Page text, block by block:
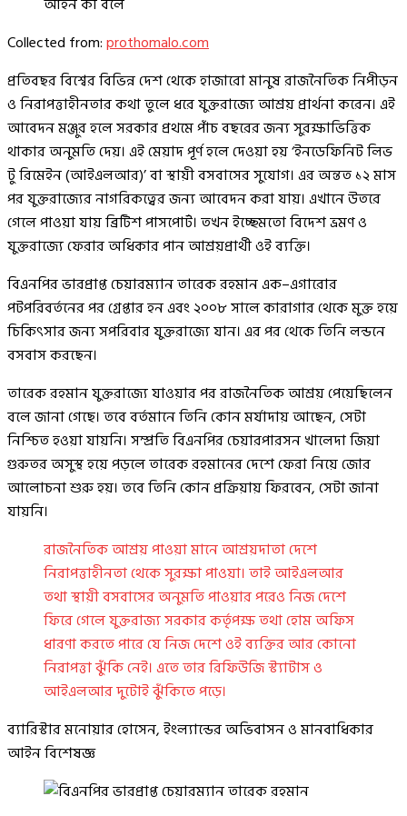
Collected from:prothomalo.com
প্রতিবছর বিশ্বের বিভিন্ন দেশ থেকে হাজারো মানুষ রাজনৈতিক নিপীড়ন
ও নিরাপত্তাহীনতার কথা তুলে ধরে যুক্তরাজ্যে আশ্রয় প্রার্থনা করেন। এই
আবেদন মঞ্জুর হলে সরকার প্রথমে পাঁচ বছরের জন্য সুরক্ষাভিত্তিক
থাকার অনুমতি দেয়। এই মেয়াদ পূর্ণ হলে দেওয়া হয় ‘ইনডেফিনিট লিভ
টু রিমেইন (আইএলআর)’ বা স্থায়ী বসবাসের সুযোগ। এর অন্তত ১২ মাস
পর যুক্তরাজ্যের নাগরিকত্বের জন্য আবেদন করা যায়। এখানে উতরে
গেলে পাওয়া যায় ব্রিটিশ পাসপোর্ট। তখন ইচ্ছেমতো বিদেশ ভ্রমণ ও
যুক্তরাজ্যে ফেরার অধিকার পান আশ্রয়প্রার্থী ওই ব্যক্তি।
বিএনপির ভারপ্রাপ্ত চেয়ারম্যান তারেক রহমান এক–এগারোর
পটপরিবর্তনের পর গ্রেপ্তার হন এবং ২০০৮ সালে কারাগার থেকে মুক্ত হয়ে
চিকিৎসার জন্য সপরিবার যুক্তরাজ্যে যান। এর পর থেকে তিনি লন্ডনে
বসবাস করছেন।
তারেক রহমান যুক্তরাজ্যে যাওয়ার পর রাজনৈতিক আশ্রয় পেয়েছিলেন
বলে জানা গেছে। তবে বর্তমানে তিনি কোন মর্যাদায় আছেন, সেটা
নিশ্চিত হওয়া যায়নি। সম্প্রতি বিএনপির চেয়ারপারসন খালেদা জিয়া
গুরুতর অসুস্থ হয়ে পড়লে তারেক রহমানের দেশে ফেরা নিয়ে জোর
আলোচনা শুরু হয়। তবে তিনি কোন প্রক্রিয়ায় ফিরবেন, সেটা জানা
যায়নি।
রাজনৈতিক আশ্রয় পাওয়া মানে আশ্রয়দাতা দেশে
নিরাপত্তাহীনতা থেকে সুরক্ষা পাওয়া। তাই আইএলআর
তথা স্থায়ী বসবাসের অনুমতি পাওয়ার পরেও নিজ দেশে
ফিরে গেলে যুক্তরাজ্য সরকার কর্তৃপক্ষ তথা হোম অফিস
ধারণা করতে পারে যে নিজ দেশে ওই ব্যক্তির আর কোনো
নিরাপত্তা ঝুঁকি নেই। এতে তার রিফিউজি স্ট্যাটাস ও
আইএলআর দুটোই ঝুঁকিতে পড়ে।
ব্যারিস্টার মনোয়ার হোসেন, ইংল্যান্ডের অভিবাসন ও মানবাধিকার
আইন বিশেষজ্ঞ